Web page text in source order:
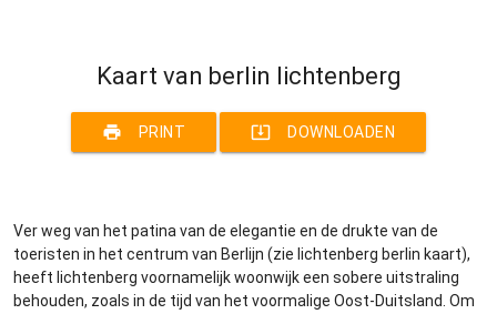
Kaart van berlin lichtenberg
print PRINT system_update_alt DOWNLOADEN
Ver weg van het patina van de elegantie en de drukte van de
toeristen in het centrum van Berlijn (zie lichtenberg berlin kaart),
heeft lichtenberg voornamelijk woonwijk een sobere uitstraling
behouden, zoals in de tijd van het voormalige Oost-Duitsland. Om